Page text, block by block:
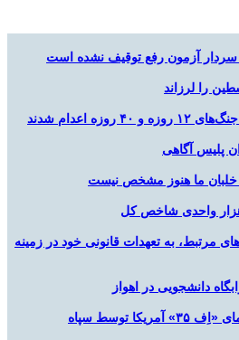
سردار آزمون رفع توقیف نشده است
پلیس آگاهی
مرتبط، به تعهدات قانونی خود در زمینه
توسط سپاه